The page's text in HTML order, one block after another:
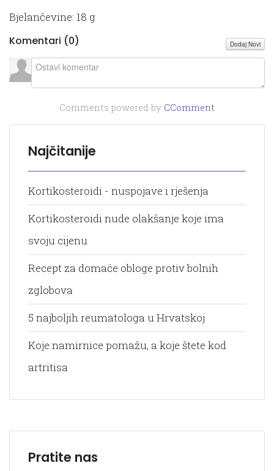
Bjelančevine: 18 g
Komentari (0) Dodaj Novi
Comments powered by CComment
Najčitanije
Kortikosteroidi - nuspojave i rješenja
Kortikosteroidi nude olakšanje koje ima
svoju cijenu
Recept za domaće obloge protiv bolnih
zglobova
5 najboljih reumatologa u Hrvatskoj
Koje namirnice pomažu, a koje štete kod
artritisa
Pratite nas